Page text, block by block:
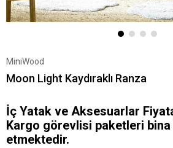
MiniWood
Moon Light Kaydıraklı Ranza
İç Yatak ve Aksesuarlar
Kargo görevlisi paketleri bina
etmektedir.